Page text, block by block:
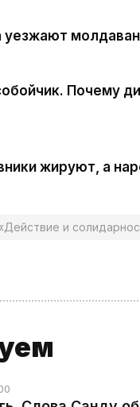
Почему
жируют, а
и